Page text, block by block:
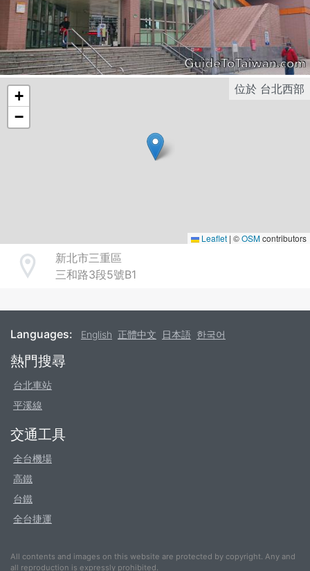
位於 台北西部
+
−
Leaflet | ©OSMcontributors
Address
新北市三重區
三和路3段5號B1
Languages: English 正體中文 日本語 한국어
Footer
熱門搜尋
台北車站
平溪線
交通工具
全台機場
高鐵
台鐵
全台捷運
All contents and images on this website are protected by copyright. Any and
all reproduction is expressly prohibited.